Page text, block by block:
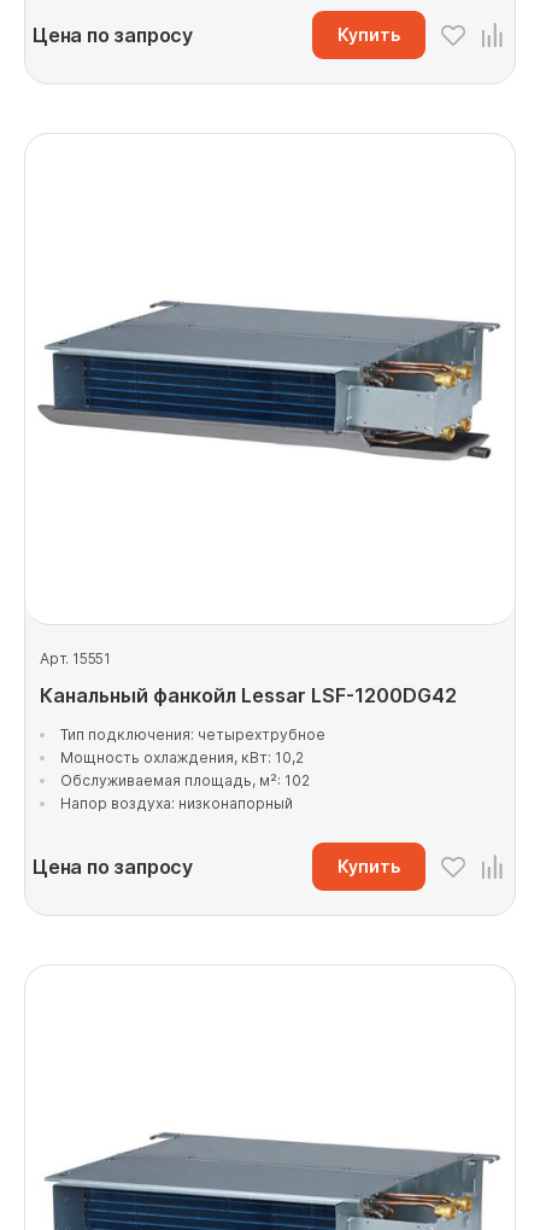
Цена по запросу Купить
Арт. 15551
Канальный фанкойл Lessar LSF-1200DG42
Тип подключения: четырехтрубное
Мощность охлаждения, кВт: 10,2
Обслуживаемая площадь, м²: 102
Напор воздуха: низконапорный
Цена по запросу Купить